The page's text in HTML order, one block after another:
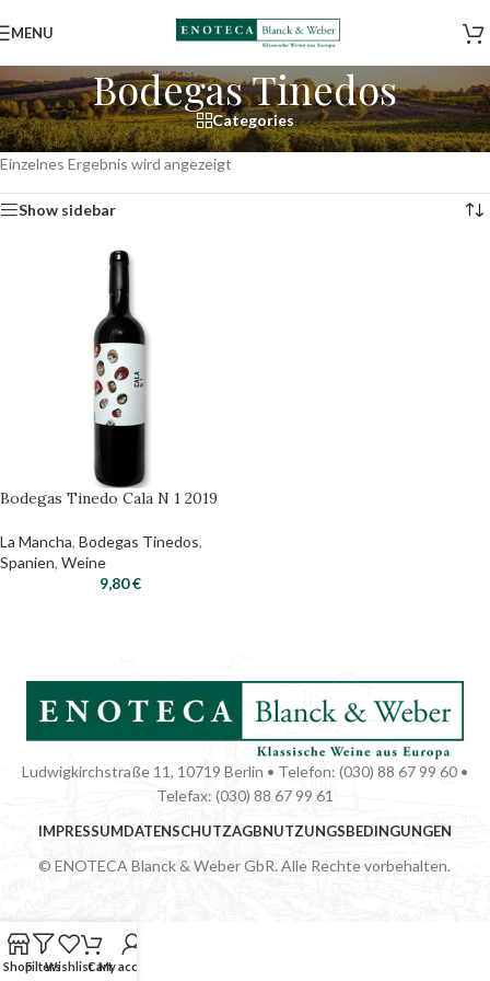
MENU
Bodegas Tinedos
Categories
Start/Shop/Weine/Spanien/La Mancha/Bodegas Tinedos
Einzelnes Ergebnis wird angezeigt
Show sidebar
Bodegas Tinedo Cala N 1 2019
La Mancha, Bodegas Tinedos,
Spanien, Weine
9,80€
Ludwigkirchstraße 11, 10719 Berlin • Telefon: (030) 88 67 99 60 •
Telefax: (030) 88 67 99 61
IMPRESSUMDATENSCHUTZAGBNUTZUNGSBEDINGUNGEN
© ENOTECA Blanck & Weber GbR. Alle Rechte vorbehalten.
ShopFiltersWishlistCartMy account